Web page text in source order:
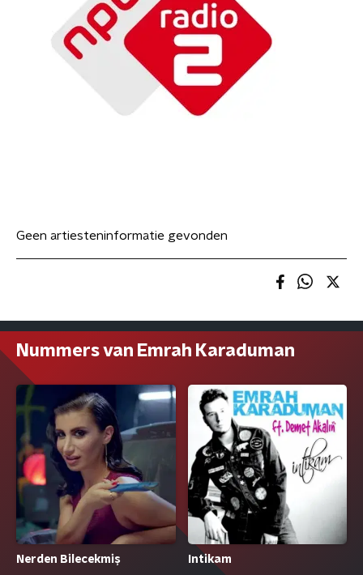
Geen artiesteninformatie gevonden
Nummers van Emrah Karaduman
Nerden Bilecekmiş Intikam